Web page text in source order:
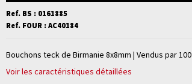
Ref. BS : 0161885
Ref. FOUR : AC40184
Bouchons teck de Birmanie 8x8mm | Vendus par 100
Voir les caractéristiques détaillées